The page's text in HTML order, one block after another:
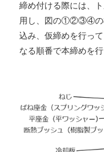
締め付ける際には、
用し、図の①②③④の
込み、仮締めを行っ
なる順番で本締めを行